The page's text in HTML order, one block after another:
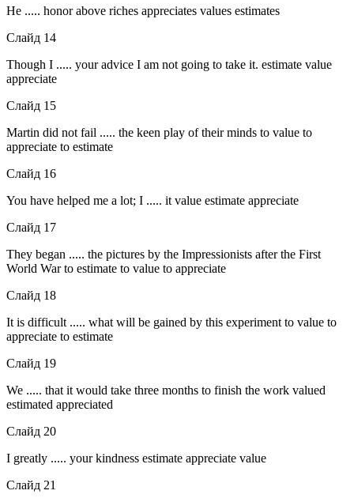
He ..... honor above riches appreciates values estimates
Слайд 14
Though I ..... your advice I am not going to take it. estimate value
appreciate
Слайд 15
Martin did not fail ..... the keen play of their minds to value to
appreciate to estimate
Слайд 16
You have helped me a lot; I ..... it value estimate appreciate
Слайд 17
They began ..... the pictures by the Impressionists after the First
World War to estimate to value to appreciate
Слайд 18
It is difficult ..... what will be gained by this experiment to value to
appreciate to estimate
Слайд 19
We ..... that it would take three months to finish the work valued
estimated appreciated
Слайд 20
I greatly ..... your kindness estimate appreciate value
Слайд 21